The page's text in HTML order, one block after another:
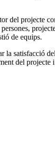
del projecte
de equips.
la satisfacció
del projecte